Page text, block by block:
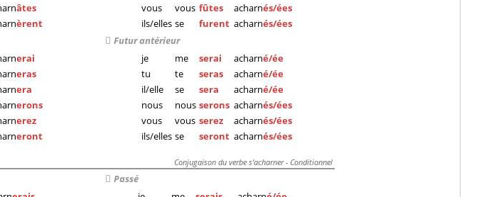
âtes
èrent
vous
vous fûtes acharnés/ées
ils/elles se furent acharnés/ées
erai
eras
era
erons
erez
eront
Futur antérieur
je
me serai acharné/ée
tu
te seras acharné/ée
il/elle
se sera acharné/ée
nous
nous serons acharnés/ées
vous
vous serez acharnés/ées
ils/elles se seront acharnés/ées
Conjugaison du verbe s'acharner - Conditionnel
Passé